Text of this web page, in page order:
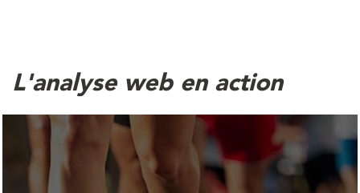
L'analyse web en action